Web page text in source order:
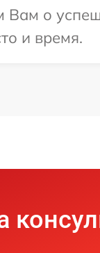
о
и время.